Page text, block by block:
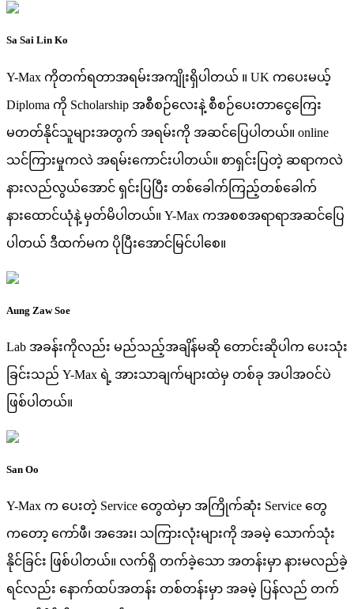
Sa Sai Lin Ko
Y-Max ကိုတက်ရတာအရမ်းအကျိုးရှိပါတယ် ။ UK ကပေးမယ့်
Diploma ကို Scholarship အစီစဉ်လေးနဲ့ စီစဉ်ပေးတာငွေကြေး
မတတ်နိုင်သူများအတွက် အရမ်းကို အဆင်ပြေပါတယ်။ online
သင်ကြားမှုကလဲ အရမ်းကောင်းပါတယ်။ စာရှင်းပြတဲ့ ဆရာကလဲ
နားလည်လွယ်အောင် ရှင်းပြပြီး တစ်ခေါက်ကြည့်တစ်ခေါက်
နားထောင်ယုံနဲ့ မှတ်မိပါတယ်။ Y-Max ကအစစအရာရာအဆင်ပြေ
ပါတယ် ဒီထက်မက ပိုပြီးအောင်မြင်ပါစေ။
Aung Zaw Soe
Lab အခန်းကိုလည်း မည်သည့်အချိန်မဆို တောင်းဆိုပါက ပေးသုံး
ခြင်းသည် Y-Max ရဲ့ အားသာချက်များထဲမှ တစ်ခု အပါအဝင်ပဲ
ဖြစ်ပါတယ်။
San Oo
Y-Max က ပေးတဲ့ Service တွေထဲမှာ အကြိုက်ဆုံး Service တွေ
ကတော့ ကော်ဖီ၊ အအေး၊ သကြားလုံးများကို အခမဲ့ သောက်သုံး
နိုင်ခြင်း ဖြစ်ပါတယ်။ လက်ရှိ တက်ခဲ့သော အတန်းမှာ နားမလည်ခဲ့
ရင်လည်း နောက်ထပ်အတန်း တစ်တန်းမှာ အခမဲ့ ပြန်လည် တက်